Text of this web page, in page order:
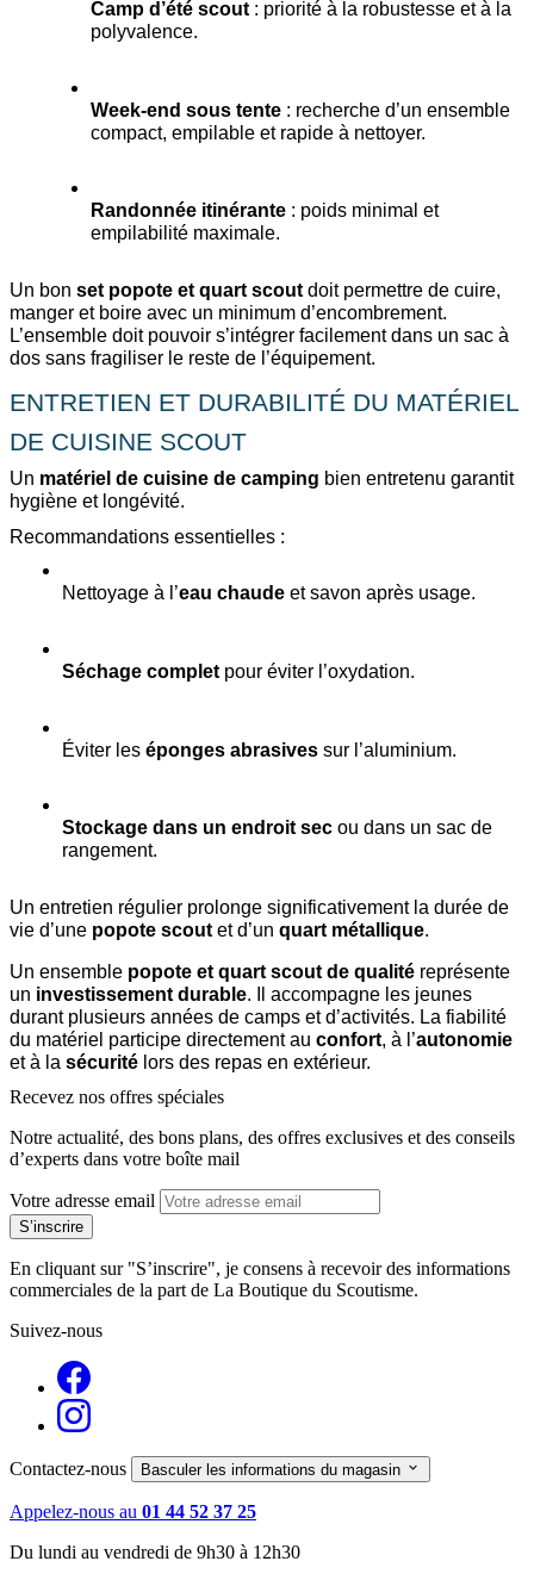
Camp d’été scout : priorité à la robustesse et à la
polyvalence.
Week-end sous tente : recherche d’un ensemble
compact, empilable et rapide à nettoyer.
Randonnée itinérante : poids minimal et
empilabilité maximale.
Un bon set popote et quart scout doit permettre de cuire,
manger et boire avec un minimum d’encombrement.
L’ensemble doit pouvoir s’intégrer facilement dans un sac à
dos sans fragiliser le reste de l’équipement.
ENTRETIEN ET DURABILITÉ DU MATÉRIEL
DE CUISINE SCOUT
Un matériel de cuisine de camping bien entretenu garantit
hygiène et longévité.
Recommandations essentielles :
Nettoyage à l’eau chaude et savon après usage.
Séchage complet pour éviter l’oxydation.
Éviter les éponges abrasives sur l’aluminium.
Stockage dans un endroit sec ou dans un sac de
rangement.
Un entretien régulier prolonge significativement la durée de
vie d’une popote scout et d’un quart métallique.
Un ensemble popote et quart scout de qualité représente
un investissement durable. Il accompagne les jeunes
durant plusieurs années de camps et d’activités. La fiabilité
du matériel participe directement au confort, à l’autonomie
et à la sécurité lors des repas en extérieur.
Recevez nos offres spéciales
Notre actualité, des bons plans, des offres exclusives et des conseils
d’experts dans votre boîte mail
Votre adresse email
En cliquant sur "S’inscrire", je consens à recevoir des informations
commerciales de la part de La Boutique du Scoutisme.
Suivez-nous
Contactez-nous Basculer les informations du magasin 
Appelez-nous au 01 44 52 37 25
Du lundi au vendredi de 9h30 à 12h30